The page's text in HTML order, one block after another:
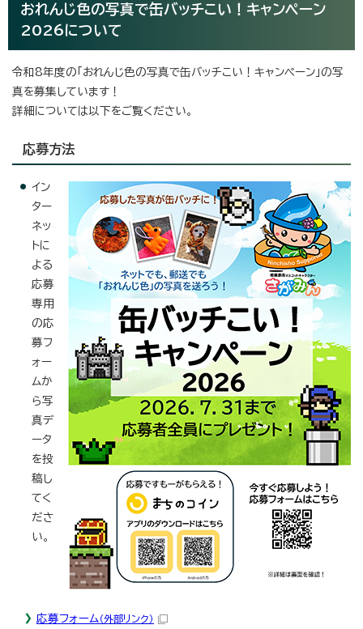
おれんじ色の写真で缶バッチこい！キャンペーン
2026について
令和8年度の「おれんじ色の写真で缶バッチこい！キャンペーン」の写
真を募集しています！
詳細については以下をご覧ください。
応募方法
イン
ター
ネッ
トに
よる
応募
専用
の応
募フ
ォー
ムか
ら写
真デ
ータ
を投
稿し
てく
ださ
い。
応募フォーム（外部リンク）